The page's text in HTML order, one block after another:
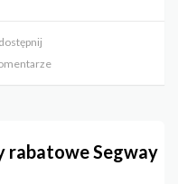
rabatowe Segway